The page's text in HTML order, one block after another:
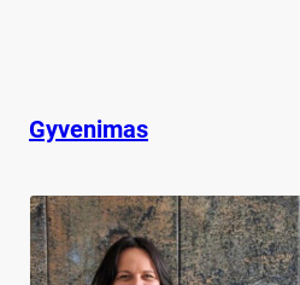
Gyvenimas